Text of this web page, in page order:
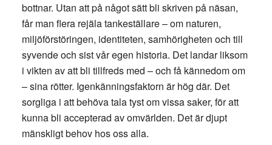
bottnar. Utan att på något sätt bli skriven på näsan,
får man flera rejäla tankeställare – om naturen,
miljöförstöringen, identiteten, samhörigheten och till
syvende och sist vår egen historia. Det landar liksom
i vikten av att bli tillfreds med – och få kännedom om
– sina rötter. Igenkänningsfaktorn är hög där. Det
sorgliga i att behöva tala tyst om vissa saker, för att
kunna bli accepterad av omvärlden. Det är djupt
mänskligt behov hos oss alla.